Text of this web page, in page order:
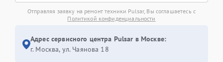
Отправляя заявку на ремонт техники Pulsar, Вы соглашаетесь с
Политикой конфиденциальности
Адрес сервисного центра Pulsar в Москве:
г. Москва, ул. Чаянова 18